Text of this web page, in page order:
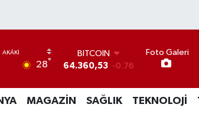
28°
64.360,53
DOLAR
EURO
Foto Galeri
MAGAZİN SAĞLIK TEKNOLOJİ